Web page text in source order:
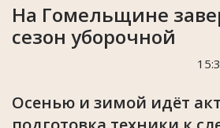
На Гомельщине
сезон уборочной
Осенью и зимой идёт